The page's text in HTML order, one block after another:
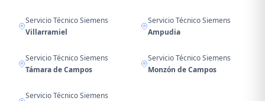
Servicio Técnico Siemens
Villarramiel
Servicio Técnico Siemens
Ampudia
Servicio Técnico Siemens
Támara de Campos
Servicio Técnico Siemens
Monzón de Campos
Servicio Técnico Siemens